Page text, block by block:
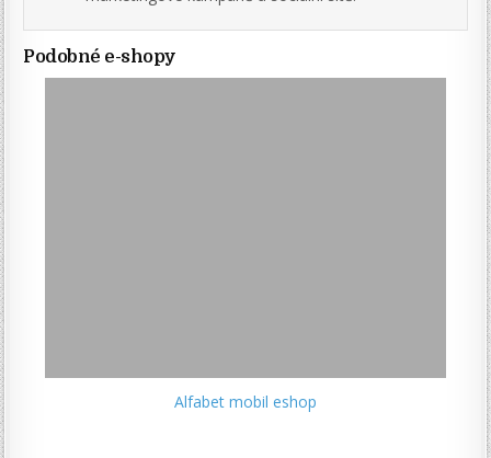
Podobné e-shopy
Alfabet mobil eshop